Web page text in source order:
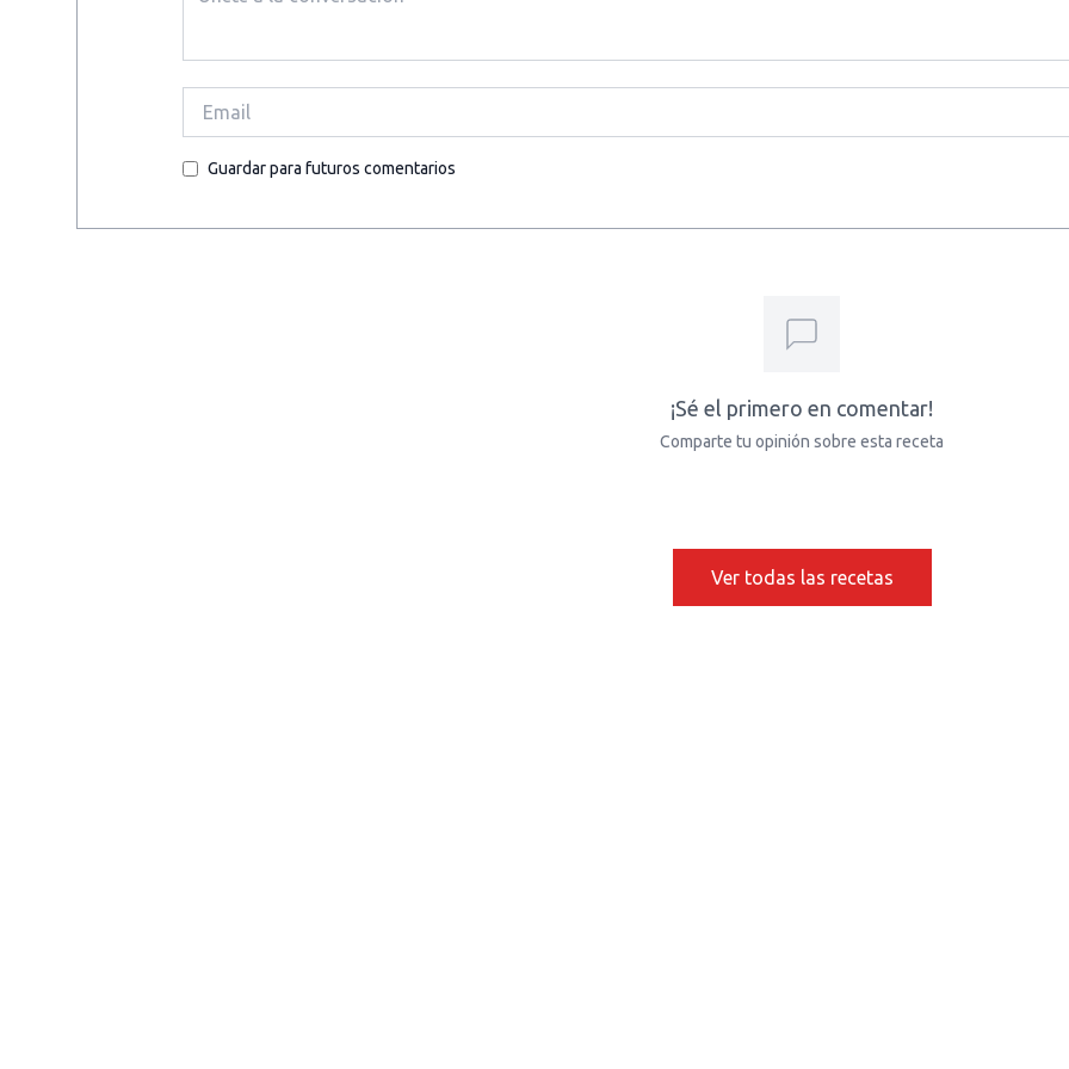
Guardar para futuros comentarios
¡Sé el primero en comentar!
Comparte tu opinión sobre esta receta
Ver todas las recetas